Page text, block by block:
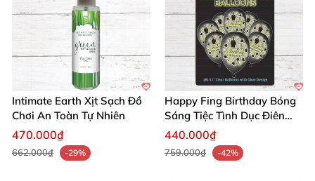
Intimate Earth Xịt Sạch Đồ
Chơi An Toàn Tự Nhiên
470.000₫
662.000₫ -29%
Happy Fing Birthday Bóng
Sáng Tiệc Tình Dục Điên
Cuồng
440.000₫
759.000₫ -42%